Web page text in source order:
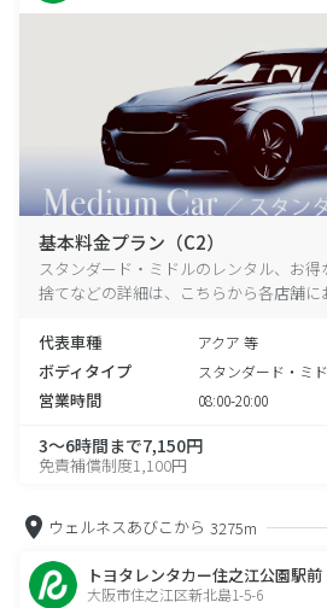
基本料金プラン（C2）
スタンダード・ミドルのレンタル、お得
捨てなどの詳細は、こちらから各店舗に
代表車種 アクア 等
ボディタイプ スタンダード・ミ
営業時間 08:00-20:00
3～6時間まで7,150円
免責補償制度1,100円
ウェルネスあびこから 3275m
トヨタレンタカー住之江公園駅前
大阪市住之江区新北島1-5-6